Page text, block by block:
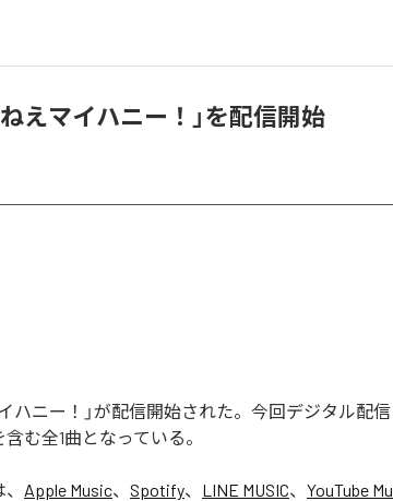
えマイハニー！」を配信開始
ハニー！」が配信開始された。今回デジタル配
む全1曲となっている。
、 Apple Music、 Spotify、 LINE MUSIC、 YouTube